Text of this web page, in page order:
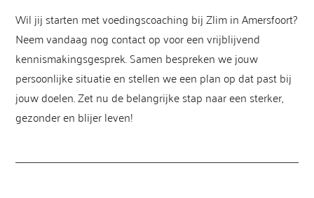
Wil jij starten met voedingscoaching bij Zlim in Amersfoort?
Neem vandaag nog contact op voor een vrijblijvend
kennismakingsgesprek. Samen bespreken we jouw
persoonlijke situatie en stellen we een plan op dat past bij
jouw doelen. Zet nu de belangrijke stap naar een sterker,
gezonder en blijer leven!